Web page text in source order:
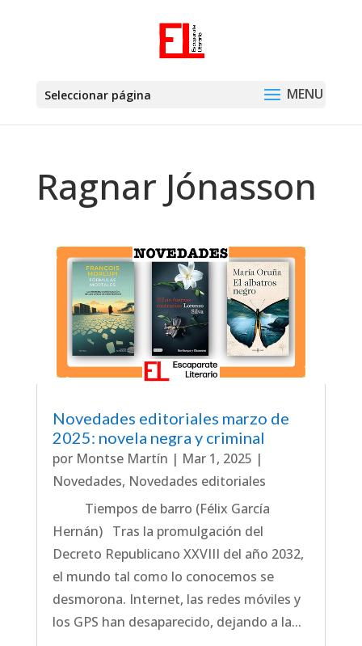
Seleccionar página
Ragnar Jónasson
Novedades editoriales marzo de
2025: novela negra y criminal
por Montse Martín | Mar 1, 2025 |
Novedades, Novedades editoriales
Tiempos de barro (Félix García
Hernán) Tras la promulgación del
Decreto Republicano XXVIII del año 2032,
el mundo tal como lo conocemos se
desmorona. Internet, las redes móviles y
los GPS han desaparecido, dejando a la...